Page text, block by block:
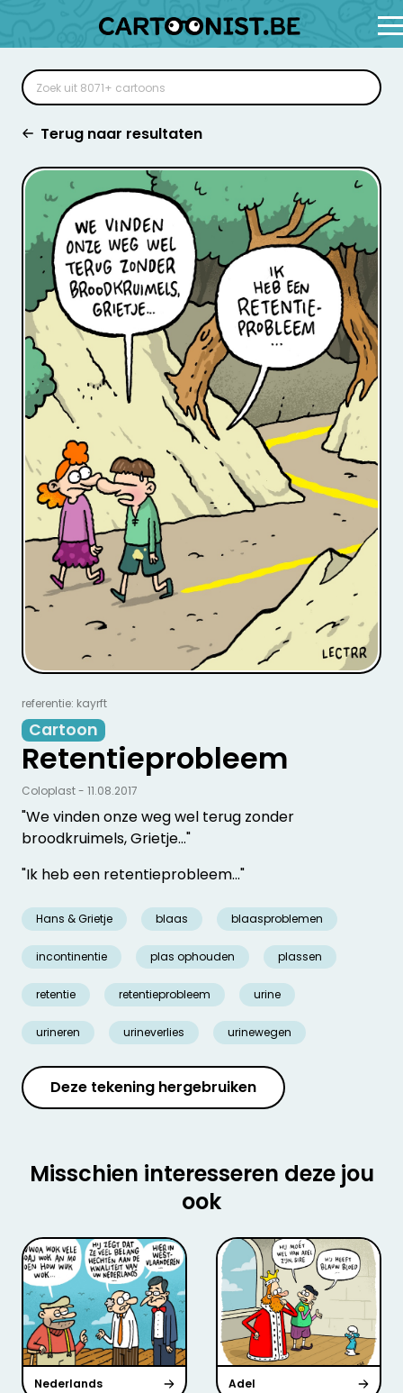
Terug naar resultaten
referentie: kayrft
Cartoon
Retentieprobleem
"We vinden onze weg wel terug zonder
broodkruimels, Grietje..."
"Ik heb een retentieprobleem..."
Hans & Grietje blaas blaasproblemen
incontinentie plas ophouden plassen
retentie retentieprobleem urine
urineren urineverlies urinewegen
Coloplast - 11.08.2017
Deze tekening hergebruiken
Misschien interesseren deze jou
ook
Nederlands Adel